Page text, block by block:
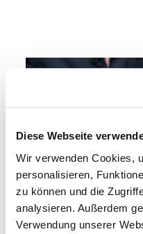
Diese Webseite
Wir verwenden Cookies,
personalisieren,
zu können und die
analysieren. Außerdem
Verwendung unserer